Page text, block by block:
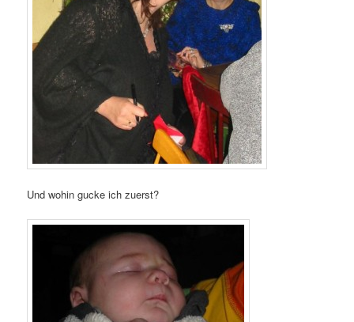
Und wohin gucke ich zuerst?